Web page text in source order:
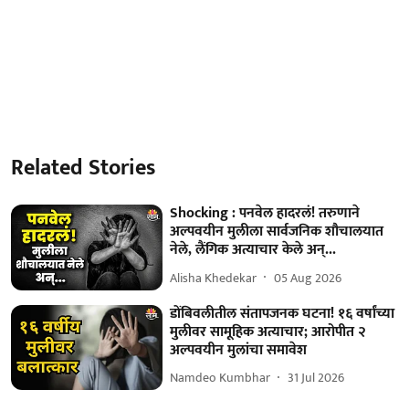
Related Stories
Shocking : पनवेल हादरलं! तरुणाने
अल्पवयीन मुलीला सार्वजनिक शौचालयात
नेले, लैंगिक अत्याचार केले अन्...
Alisha Khedekar 05 Aug 2026
डोंबिवलीतील संतापजनक घटना! १६ वर्षांच्या
मुलीवर सामूहिक अत्याचार; आरोपीत २
अल्पवयीन मुलांचा समावेश
Namdeo Kumbhar 31 Jul 2026